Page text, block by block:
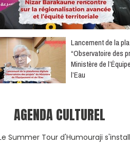
​Lancement de la
“Observatoire des
Ministère de
l’Eau
AGENDA CULTUREL
Summer Tour d'Humouraji